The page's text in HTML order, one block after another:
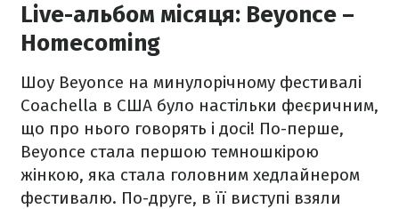
Live-альбом місяця: Beyoncе –
Homecoming
Шоу Beyonce на минулорічному фестивалі
Coachella в США було настільки феєричним,
що про нього говорять і досі! По-перше,
Веуоnсе стала першою темношкірою
жінкою, яка стала головним хедлайнером
фестивалю. По-друге, в її виступі взяли